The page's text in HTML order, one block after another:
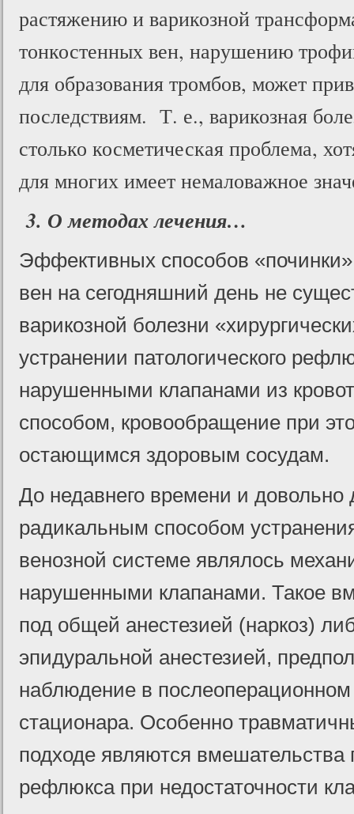
растяжению и варикозной
тонкостенных вен, нарушению
для образования тромбов, может
последствиям. Т. е., варикозная
столько косметическая проблема,
для многих имеет немаловажное
3. О методах лечения…
Эффективных способов
вен на сегодняшний день не
варикозной болезни
устранении патологического
нарушенными клапанами из
способом, кровообращение при
остающимся здоровым сосудам.
До недавнего времени и довольно
радикальным способом
венозной системе являлось
нарушенными клапанами. Такое
под общей анестезией (наркоз)
эпидуральной анестезией,
наблюдение в
стационара. Особенно
подходе являются вмешательства
рефлюкса при недостаточности